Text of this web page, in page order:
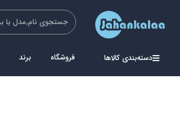
دسته‌بندی کالاها فروشگاه برند